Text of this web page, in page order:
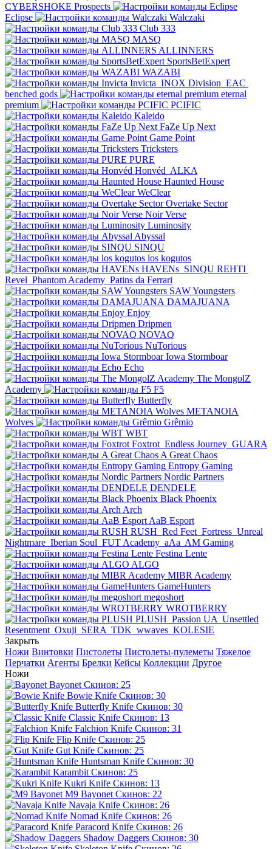
CYBERSHOKE Prospects
Eclipse
Walczaki
Club 333
MASQ
ALLINNERS
SportsBetExpert
WAZABI
Invicta INOX Division EAC
benched gods
eternal
premium
PCIFIC
Kaleido
FaZe Up Next
Game Point
Tricksters
PURE
Honvéd ALKA
Haunted House
WeClear
Overtake Sector
Noir Verse
Luminosity
Abyssal
SINQU
los kogutos
HAVENs SINQU REHTI
Revel Phantom Academy Patins da Ferrari
SAW Youngsters
DAMAJUANA
Enjoy
Dripmen
NOVAQ
NuTorious
Iowa Stormboar
Echo
The MongolZ
Academy
F5
Butterfly
METANOIA
Wolves
Grêmio
WBT
Foxtrot Endless Journey GUARA
A Great Chaos
Entropy Gaming
Nordic Partners
DENDELE
Black Phoenix
Arch
AaB Esport
RUSH Red Feet Fortress Unreal
Nightmare Iberian Soul FUT Academy aAa AM Gaming
Festina Lente
ALGO
MIBR Academy
GameHunters
megoshort
WROTBERRY
PLUSH Passion UA Unsettled
Resentment Oxuji SERA TDK wwaves KOLESIE
Закрыть
Ножи Винтовки Пистолеты Пистолеты-пулеметы Тяжелое
Перчатки Агенты Брелки Кейсы Коллекции Другое
Ножи
Bayonet Скинов: 25
Bowie Knife Скинов: 30
Butterfly Knife Скинов: 30
Classic Knife Скинов: 13
Falchion Knife Скинов: 31
Flip Knife Скинов: 25
Gut Knife Скинов: 25
Huntsman Knife Скинов: 30
Karambit Скинов: 25
Kukri Knife Скинов: 13
M9 Bayonet Скинов: 22
Navaja Knife Скинов: 26
Nomad Knife Скинов: 26
Paracord Knife Скинов: 26
Shadow Daggers Скинов: 30